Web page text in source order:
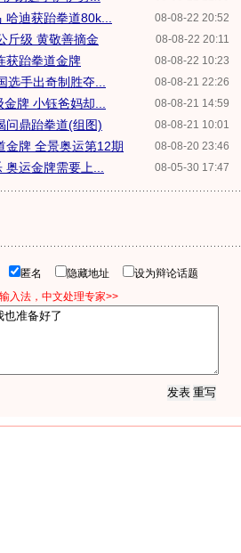
08-08-22 20:52
迪获跆拳道80k...
08-08-22 20:11
斤级 黄敬善摘金
08-08-22 10:23
获跆拳道金牌
08-08-21 22:26
手出奇制胜夺...
08-08-21 14:59
牌 小钰爸妈却...
08-08-21 10:01
问鼎跆拳道(组图)
08-08-20 23:46
金牌 全景奥运第12期
08-05-30 17:47
运金牌需要上...
匿名 隐藏地址
设为辩论话题
入法，中文处理专家>>